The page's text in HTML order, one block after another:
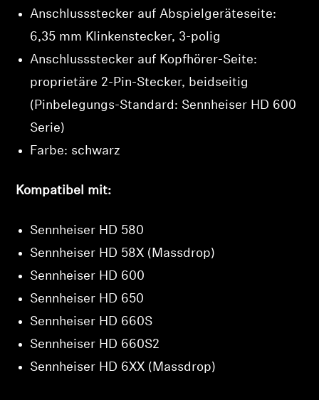
Anschlussstecker auf Abspielgeräteseite:
6,35 mm Klinkenstecker, 3-polig
Anschlussstecker auf Kopfhörer-Seite:
proprietäre 2-Pin-Stecker, beidseitig
(Pinbelegungs-Standard: Sennheiser HD 600
Serie)
Farbe: schwarz
Kompatibel mit:
Sennheiser HD 580
Sennheiser HD 58X (Massdrop)
Sennheiser HD 600
Sennheiser HD 650
Sennheiser HD 660S
Sennheiser HD 660S2
Sennheiser HD 6XX (Massdrop)
Anmeldung erforderlich
Melden Sie sich bei Ihrem Konto an, um
Produkte zu Ihrer Wunschliste hinzuzufügen und
Ihre zuvor gespeicherten Artikel anzuzeigen.